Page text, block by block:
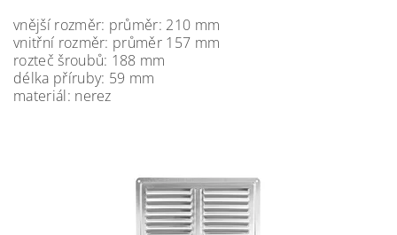
vnější rozměr: průměr: 210 mm
vnitřní rozměr: průměr 157 mm
rozteč šroubů: 188 mm
délka příruby: 59 mm
materiál: nerez